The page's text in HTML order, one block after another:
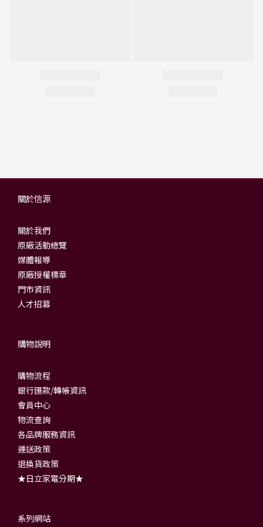
關於信源
關於我們
原廠活動總覽
媒體報導
原廠授權標章
門市資訊
人才招募
購物說明
購物流程
銀行匯款/轉帳資訊
會員中心
物流查詢
各品牌服務資訊
運送政策
退換貨政策
★日立家電分期★
系列網站